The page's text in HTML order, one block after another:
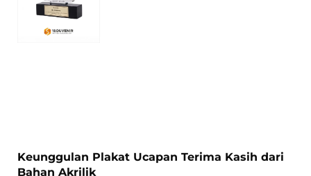
Keunggulan Plakat Ucapan Terima Kasih dari
Bahan Akrilik